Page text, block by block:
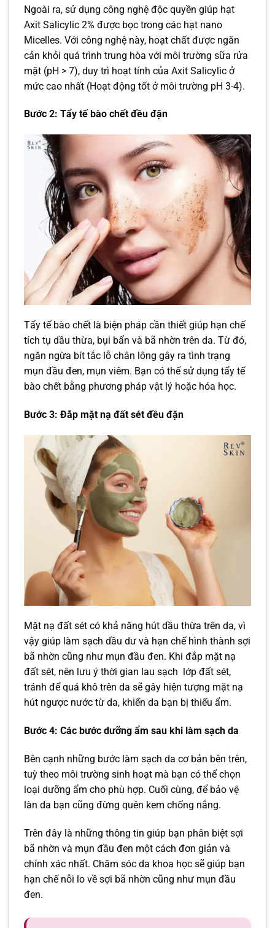
Ngoài ra, sử dụng công nghệ độc quyền giúp hạt
Axit Salicylic 2% được bọc trong các hạt nano
Micelles. Với công nghệ này, hoạt chất được ngăn
cản khỏi quá trình trung hòa với môi trường sữa rửa
mặt (pH > 7), duy trì hoạt tính của Axit Salicylic ở
mức cao nhất (Hoạt động tốt ở môi trường pH 3-4).
Bước 2: Tẩy tế bào chết đều đặn
Tẩy tế bào chết là biện pháp cần thiết giúp hạn chế
tích tụ dầu thừa, bụi bẩn và bã nhờn trên da. Từ đó,
ngăn ngừa bít tắc lỗ chân lông gây ra tình trạng
mụn đầu đen, mụn viêm. Bạn có thể sử dụng tẩy tế
bào chết bằng phương pháp vật lý hoặc hóa học.
Bước 3: Đắp mặt nạ đất sét đều đặn
Mặt nạ đất sét có khả năng hút dầu thừa trên da, vì
vậy giúp làm sạch dầu dư và hạn chế hình thành sợi
bã nhờn cũng như mụn đầu đen. Khi đắp mặt nạ
đất sét, nên lưu ý thời gian lau sạch lớp đất sét,
tránh để quá khô trên da sẽ gây hiện tượng mặt nạ
hút ngược nước từ da, khiến da bạn bị thiếu ẩm.
Bước 4: Các bước dưỡng ẩm sau khi làm sạch da
Bên cạnh những bước làm sạch da cơ bản bên trên,
tuỳ theo môi trường sinh hoạt mà bạn có thể chọn
loại dưỡng ẩm cho phù hợp. Cuối cùng, để bảo vệ
làn da bạn cũng đừng quên kem chống nắng.
Trên đây là những thông tin giúp bạn phân biệt sợi
bã nhờn và mụn đầu đen một cách đơn giản và
chính xác nhất. Chăm sóc da khoa học sẽ giúp bạn
hạn chế nỗi lo về sợi bã nhờn cũng như mụn đầu
đen.